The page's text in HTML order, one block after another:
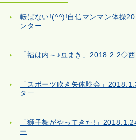
転ばない!(^^)!自信マンマン体操
ンター
「福は内～♪豆まき」2018.2.2◇
「スポーツ吹き矢体験会」
ター
「獅子舞がやってきた!」
ー